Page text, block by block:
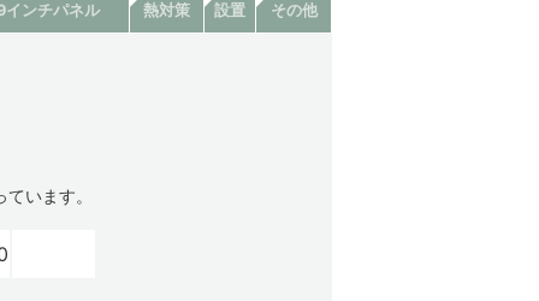
インチパネル 熱対策 設置 その他
います。